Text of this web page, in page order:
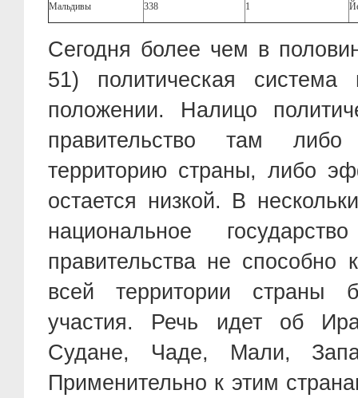
Мальдивы 338 1
Сегодня более чем в
51) политическая система
положении. Налицо
правительство там
территорию страны, либо
остается низкой. В
национальное
правительства не способно
всей территории страны
участия. Речь идет об
Судане, Чаде, Мали,
Применительно к этим